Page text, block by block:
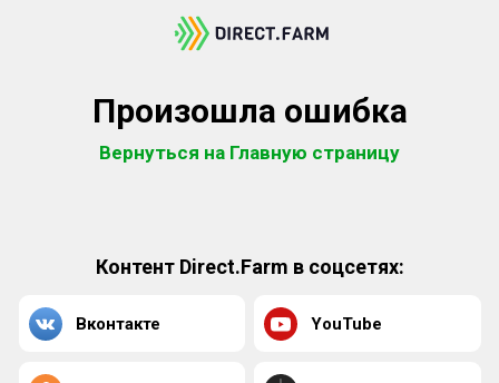
Произошла ошибка
Вернуться на Главную страницу
Контент Direct.Farm в соцсетях:
Вконтакте YouTube